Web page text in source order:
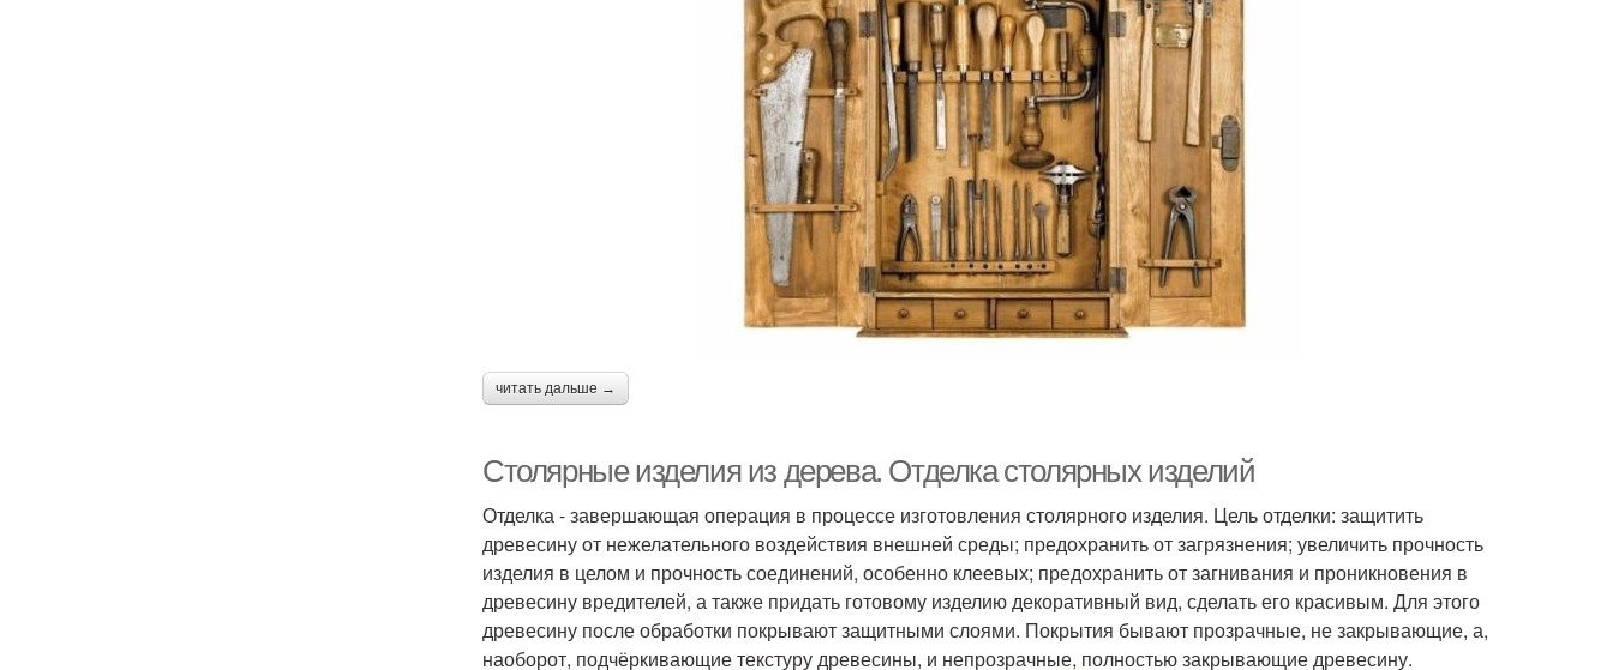
читать дальше →
Столярные изделия из дерева. Отделка столярных изделий
Отделка - завершающая операция в процессе изготовления столярного изделия. Цель отделки: защитить
древесину от нежелательного воздействия внешней среды; предохранить от загрязнения; увеличить прочность
изделия в целом и прочность соединений, особенно клеевых; предохранить от загнивания и проникновения в
древесину вредителей, а также придать готовому изделию декоративный вид, сделать его красивым. Для этого
древесину после обработки покрывают защитными слоями. Покрытия бывают прозрачные, не закрывающие, а,
наоборот, подчёркивающие текстуру древесины, и непрозрачные, полностью закрывающие древесину.